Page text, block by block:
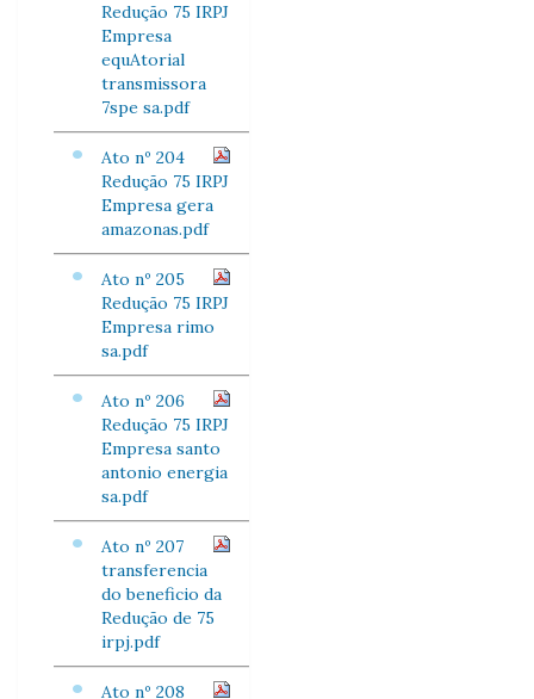
Redução 75 IRPJ
Empresa
equAtorial
transmissora
7spe sa.pdf
Ato nº 204
Redução 75 IRPJ
Empresa gera
amazonas.pdf
Ato nº 205
Redução 75 IRPJ
Empresa rimo
sa.pdf
Ato nº 206
Redução 75 IRPJ
Empresa santo
antonio energia
sa.pdf
Ato nº 207
transferencia
do beneficio da
Redução de 75
irpj.pdf
Ato nº 208